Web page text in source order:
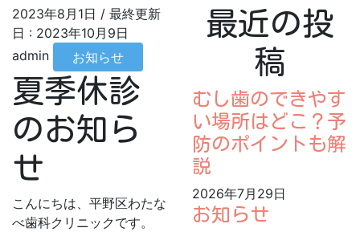
2023年8月1日 / 最終更新
日 : 2023年10月9日
admin
お知らせ
夏季休診
のお知ら
せ
こんにちは、平野区わたな
べ歯科クリニックです。
最近の投
稿
むし歯のできやす
い場所はどこ？予
防のポイントも解
説
2026年7月29日
お知らせ